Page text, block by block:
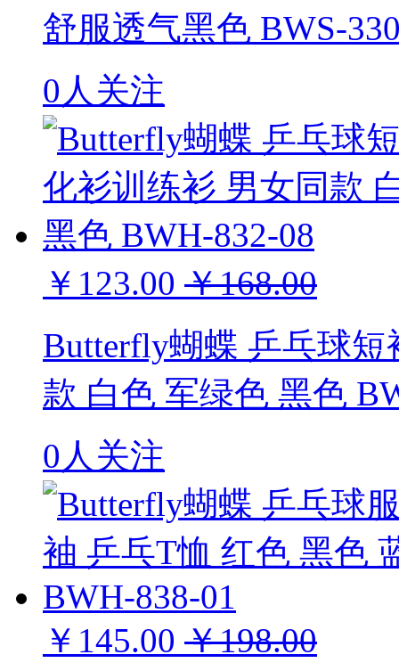
舒服透气黑色 BWS-
0人关注
￥123.00 ￥168.00
Butterfly蝴蝶 乒乓球
款 白色 军绿色 黑色
0人关注
￥145.00 ￥198.00